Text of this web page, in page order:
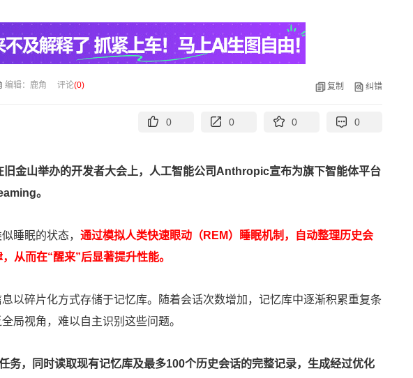
编辑：鹿角 评论(0) 复制 纠错
0 0 0 0
旧金山举办的开发者大会上，人工智能公司Anthropic宣布为旗下智能体平台
。
睡眠的状态， 通过模拟人类快速眼动（REM）睡眠机制，自动整理历史会
从而在“醒来”后显著提升性能。
以碎片化方式存储于记忆库。随着会话次数增加，记忆库中逐渐积累重复条
局视角，难以自主识别这些问题。
务，同时读取现有记忆库及最多100个历史会话的完整记录，生成经过优化